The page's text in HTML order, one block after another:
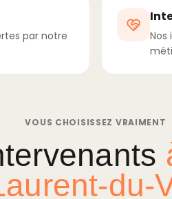
par notre
Nos
VOUS CHOISISSEZ VRAIMENT
du-